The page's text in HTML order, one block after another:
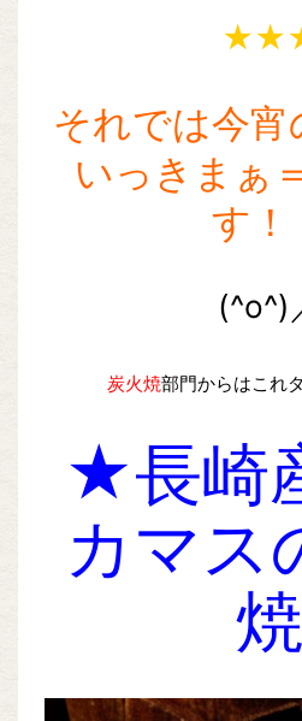
それでは今宵
いっきまぁ
す！
(^o^)
炭火焼部門からはこれ
★長
カマス
焼